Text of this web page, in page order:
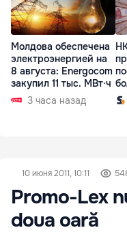
Молдова обеспечена
электроэнергией на
8 августа: Energocom
закупил 11 тыс. МВт·ч
3 часа назад
10 июня 2011, 10:11
Promo-Lex
doua oară